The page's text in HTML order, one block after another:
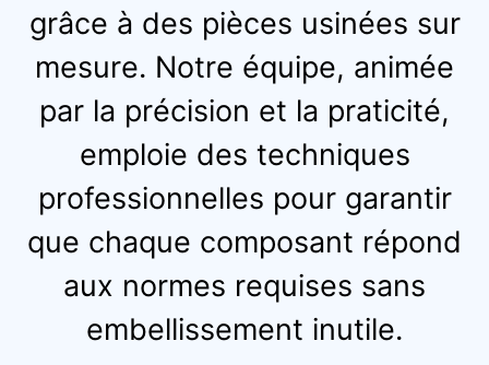
grâce à des pièces usinées sur
mesure. Notre équipe, animée
par la précision et la praticité,
emploie des techniques
professionnelles pour garantir
que chaque composant répond
aux normes requises sans
embellissement inutile.